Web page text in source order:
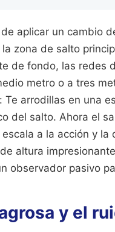
aplicar un cambio
zona de salto
de fondo, las redes
metro o a tres
arrodillas en una
del salto. Ahora el
a la acción y la
altura
observador pasivo
y el